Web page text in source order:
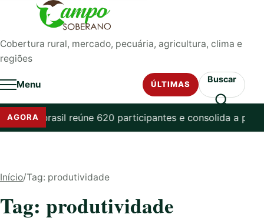
Pular para o conteúdo
Cobertura rural, mercado, pecuária, agricultura, clima e
regiões
Menu ÚLTIMAS
Buscar
AGORA
brasil reúne 620 participantes e consolida a pecuária
Início/Tag: produtividade
Tag: produtividade